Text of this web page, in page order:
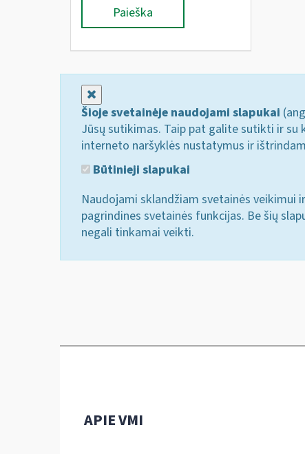
Paieška
Šioje svetainėje naudojami slapukai
Jūsų sutikimas. Taip pat galite sutikti ir
interneto naršyklės nustatymus ir
Būtinieji slapukai
Naudojami sklandžiam svetainės veikimui
pagrindines svetainės funkcijas. Be šių
negali tinkamai veikti.
APIE VMI